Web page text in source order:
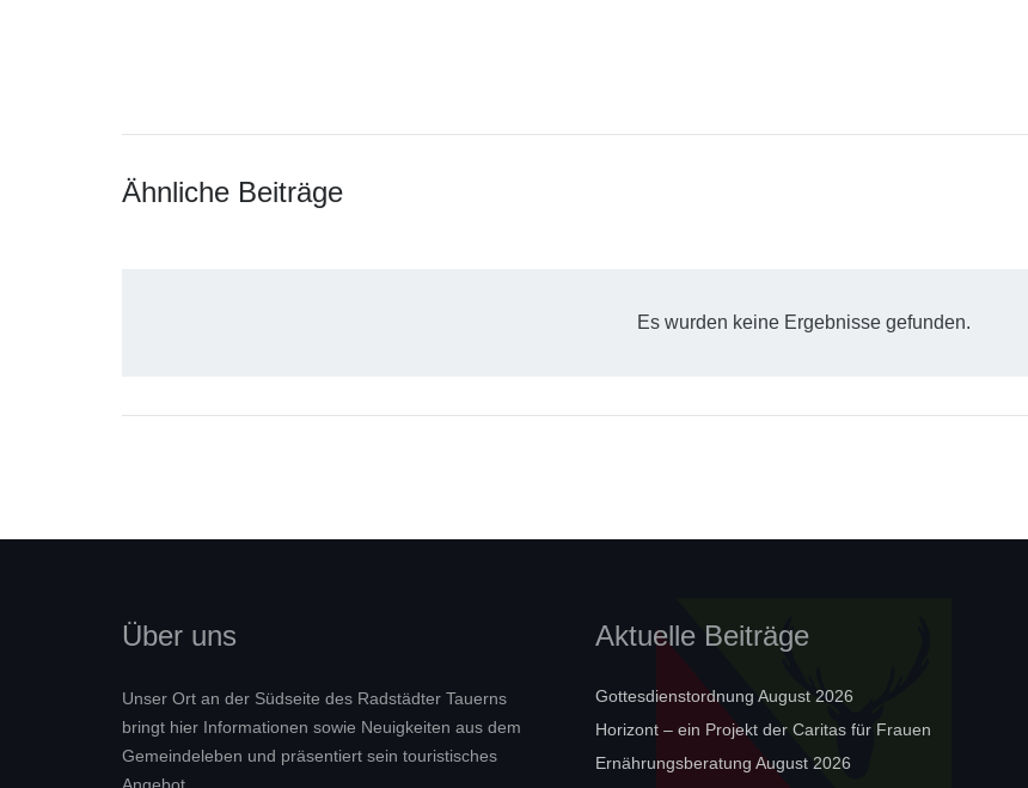
Ähnliche Beiträge
Es wurden keine Ergebnisse gefunden.
Über uns
Unser Ort an der Südseite des Radstädter Tauerns
bringt hier Informationen sowie Neuigkeiten aus dem
Gemeindeleben und präsentiert sein touristisches
Aktuelle Beiträge
Gottesdienstordnung August 2026
Horizont – ein Projekt der Caritas für Frauen
Ernährungsberatung August 2026